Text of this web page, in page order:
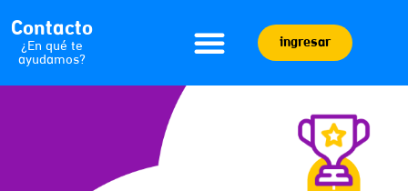
Contacto
¿En qué te
ayudamos?
ingresar